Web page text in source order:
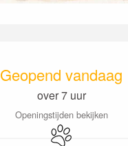
Geopend vandaag
over 7 uur
Openingstijden bekijken
Dieren toegelaten